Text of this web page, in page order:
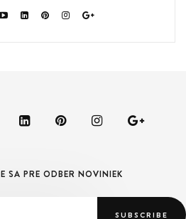
SA PRE ODBER NOVINIEK